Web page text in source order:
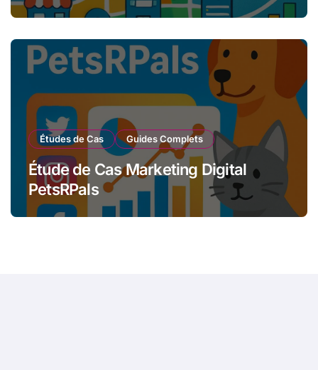
Études de Cas Guides Complets
Étude de Cas Marketing Digital
PetsRPals